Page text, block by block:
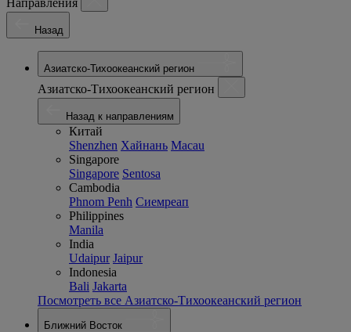
Направления
Назад
Азиатско-Тихоокеанский регион
Азиатско-Тихоокеанский регион
Назад к направлениям
Китай
Shenzhen Хайнань Macau
Singapore
Singapore Sentosa
Cambodia
Phnom Penh Сиемреап
Philippines
Manila
India
Udaipur Jaipur
Indonesia
Bali Jakarta
Посмотреть все Азиатско-Тихоокеанский регион
Ближний Восток